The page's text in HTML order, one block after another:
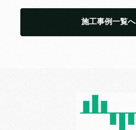
施工事例一覧へ